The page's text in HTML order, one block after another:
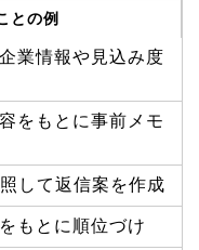
との例
業情報や見込み度
をもとに事前メモ
して返信案を作成
もとに順位づけ